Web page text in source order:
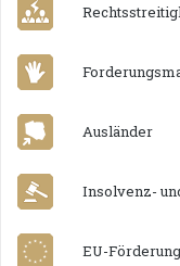
Ausländer
Insolvenz-
EU-